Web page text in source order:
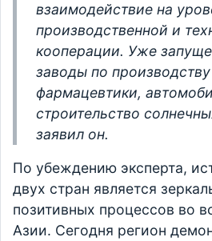
взаимодействие на
производственной и
кооперации. Уже
заводы по производству
фармацевтики,
строительство
заявил он.
По убеждению эксперта,
двух стран является
позитивных процессов во
Азии. Сегодня регион